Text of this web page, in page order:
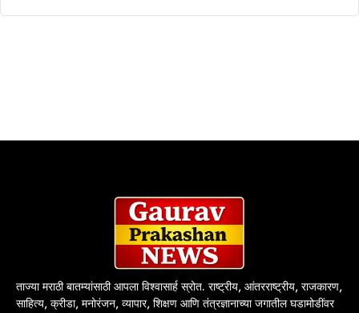
ताज्या मराठी बातम्यांसाठी आपला विश्वासार्ह स्रोत. राष्ट्रीय, आंतरराष्ट्रीय, राजकारण,
साहित्य, क्रीडा, मनोरंजन, व्यापार, शिक्षण आणि तंत्रज्ञानाच्या जगातील घडामोडींवर